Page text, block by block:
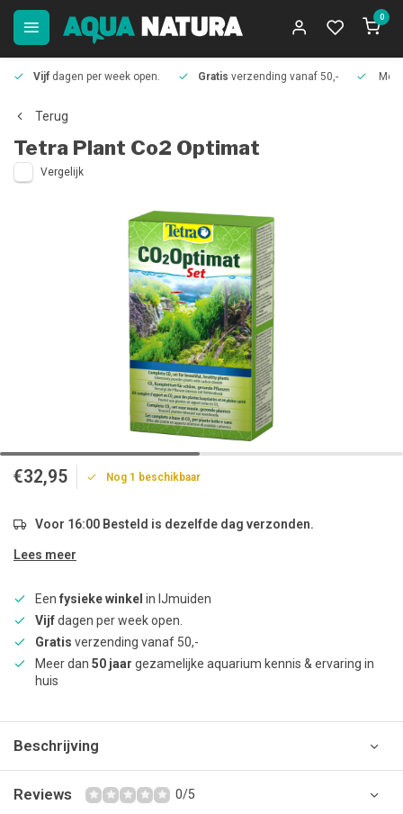
0
Vijf dagen per week open. Gratis verzending vanaf 50,-
Terug
Tetra Plant Co2 Optimat
Vergelijk
€32,95 Nog 1 beschikbaar
Voor 16:00 Besteld is dezelfde dag verzonden.
Lees meer
Een fysieke winkel in IJmuiden
Vijfdagen per week open.
Gratis verzending vanaf 50,-
Meer dan 50 jaar gezamelijke aquarium kennis & ervaring in
huis
Beschrijving
Reviews 0/5